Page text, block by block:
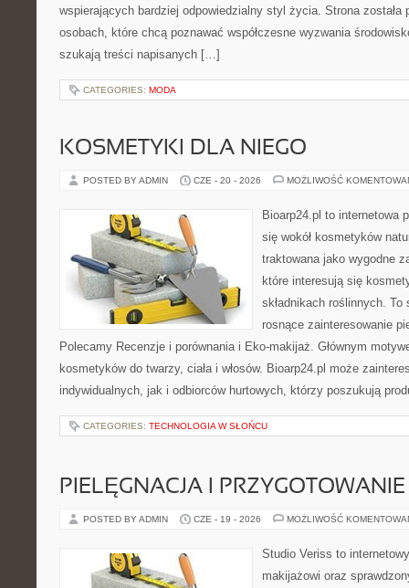
wspierających bardziej odpowiedzialny styl życia. Strona została
osobach, które chcą poznawać współczesne wyzwania
szukają treści napisanych […]
CATEGORIES: MODA
KOSMETYKI DLA NIEGO
POSTED BY ADMIN CZE - 20 - 2026 MOŻLIWOŚĆ
Bioarp24.pl to internetowa
się wokół kosmetyków
traktowana jako wygodne
które interesują się
składnikach roślinnych.
rosnące zainteresowanie
Polecamy Recenzje i porównania i Eko-makijaż. Głównym
kosmetyków do twarzy, ciała i włosów. Bioarp24.pl może
indywidualnych, jak i odbiorców hurtowych, którzy poszukują
CATEGORIES: TECHNOLOGIA W SŁOŃCU
PIELĘGNACJA I
POSTED BY ADMIN CZE - 19 - 2026 MOŻLIWOŚĆ
Studio Veriss to
makijażowi oraz